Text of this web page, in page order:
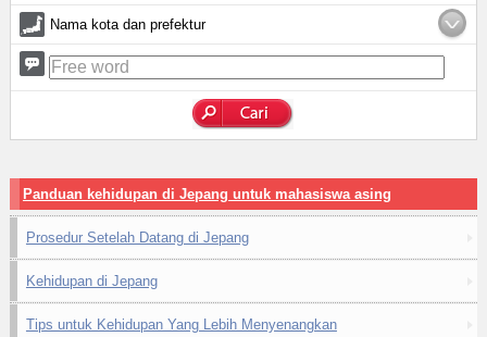
Nama kota dan prefektur
Panduan kehidupan di Jepang untuk mahasiswa asing
Prosedur Setelah Datang di Jepang
Kehidupan di Jepang
Tips untuk Kehidupan Yang Lebih Menyenangkan